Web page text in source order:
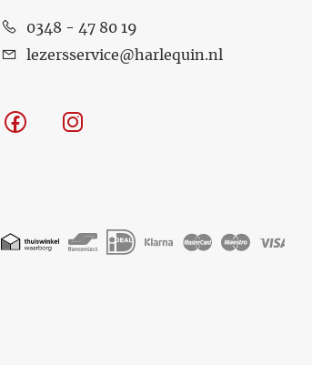
0348 - 47 80 19
lezersservice@harlequin.nl
Facebook
Geaccepteerde
betaalmethoden